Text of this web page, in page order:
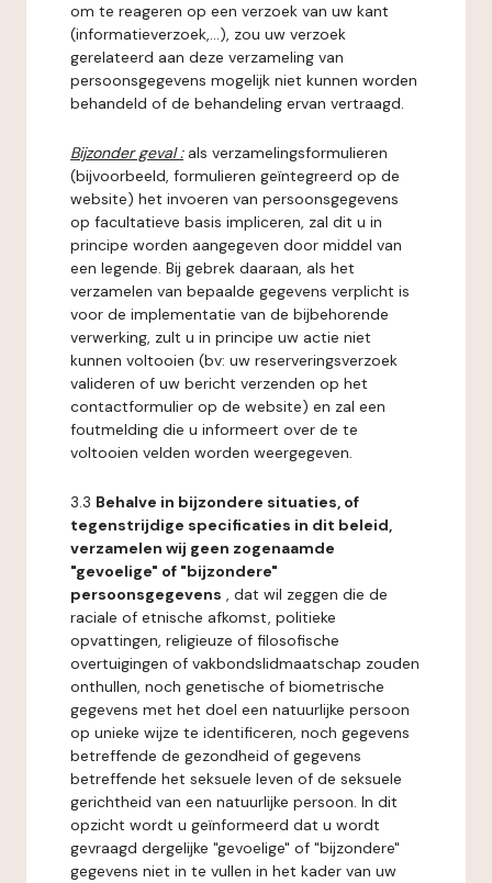
om te reageren op een verzoek van uw kant
(informatieverzoek,...), zou uw verzoek
gerelateerd aan deze verzameling van
persoonsgegevens mogelijk niet kunnen worden
behandeld of de behandeling ervan vertraagd.
Bijzonder geval : als verzamelingsformulieren
(bijvoorbeeld, formulieren geïntegreerd op de
website) het invoeren van persoonsgegevens
op facultatieve basis impliceren, zal dit u in
principe worden aangegeven door middel van
een legende. Bij gebrek daaraan, als het
verzamelen van bepaalde gegevens verplicht is
voor de implementatie van de bijbehorende
verwerking, zult u in principe uw actie niet
kunnen voltooien (bv: uw reserveringsverzoek
valideren of uw bericht verzenden op het
contactformulier op de website) en zal een
foutmelding die u informeert over de te
voltooien velden worden weergegeven.
3.3 Behalve in bijzondere situaties, of
tegenstrijdige specificaties in dit beleid,
verzamelen wij geen zogenaamde
"gevoelige" of "bijzondere"
persoonsgegevens , dat wil zeggen die de
raciale of etnische afkomst, politieke
opvattingen, religieuze of filosofische
overtuigingen of vakbondslidmaatschap zouden
onthullen, noch genetische of biometrische
gegevens met het doel een natuurlijke persoon
op unieke wijze te identificeren, noch gegevens
betreffende de gezondheid of gegevens
betreffende het seksuele leven of de seksuele
gerichtheid van een natuurlijke persoon. In dit
opzicht wordt u geïnformeerd dat u wordt
gevraagd dergelijke "gevoelige" of "bijzondere"
gegevens niet in te vullen in het kader van uw